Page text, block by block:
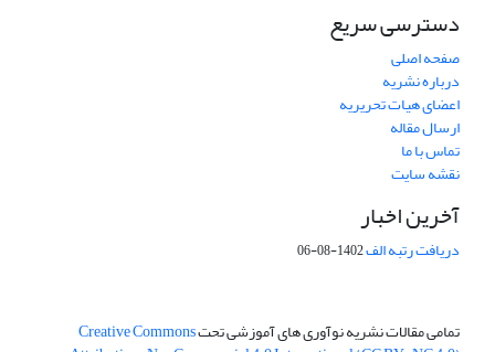
دسترسی سریع
صفحه اصلی
درباره نشریه
اعضای هیات تحریریه
ارسال مقاله
تماس با ما
نقشه سایت
آخرین اخبار
دریافت رتبه الف1402-08-06
تمامی مقالات نشریه نوآوری های آموزشی تحتCreative Commons